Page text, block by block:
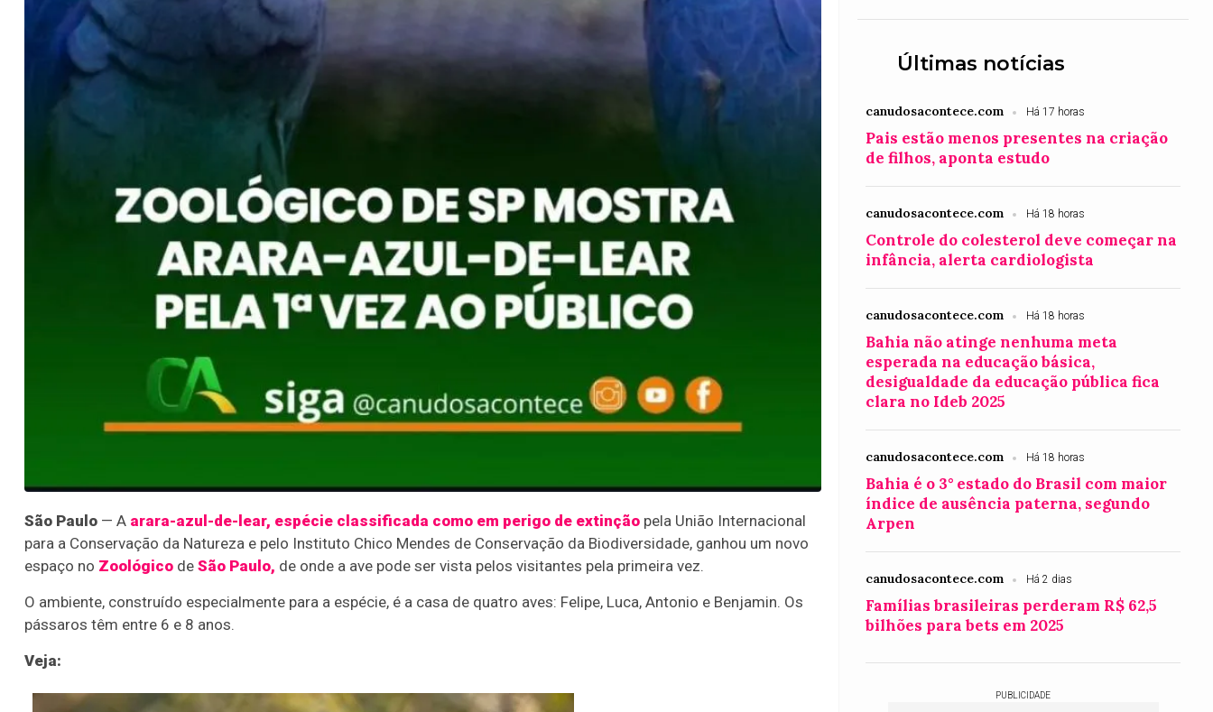
São Paulo — A arara-azul-de-lear, espécie classificada como em perigo de extinção pela União Internacional
para a Conservação da Natureza e pelo Instituto Chico Mendes de Conservação da Biodiversidade, ganhou um novo
espaço no Zoológico de São Paulo, de onde a ave pode ser vista pelos visitantes pela primeira vez.
O ambiente, construído especialmente para a espécie, é a casa de quatro aves: Felipe, Luca, Antonio e Benjamin. Os
pássaros têm entre 6 e 8 anos.
Veja:
Últimas notícias
canudosacontece.com Há 17 horas
Pais estão menos presentes na criação
de filhos, aponta estudo
canudosacontece.com Há 18 horas
Controle do colesterol deve começar na
infância, alerta cardiologista
canudosacontece.com Há 18 horas
Bahia não atinge nenhuma meta
esperada na educação básica,
desigualdade da educação pública fica
clara no Ideb 2025
canudosacontece.com Há 18 horas
Bahia é o 3° estado do Brasil com maior
índice de ausência paterna, segundo
Arpen
canudosacontece.com Há 2 dias
Famílias brasileiras perderam R$ 62,5
bilhões para bets em 2025
PUBLICIDADE